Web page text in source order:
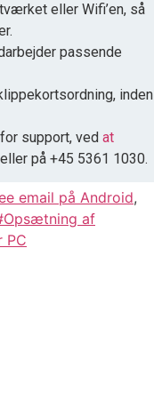
eller Wifi’en, så
passende
inden
support, ved at
på +45 5361 1030.
email på Android,
af
PC